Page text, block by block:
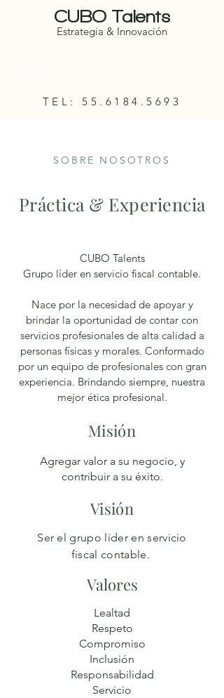
CUBO Talents
Estrategia & Innovación
TEL:55.6184.5693
SOBRE NOSOTROS
Práctica & Experiencia
CUBO Talents
Grupo líder en servicio fiscal contable.
Nace por la necesidad de apoyar y
brindar la oportunidad de contar con
servicios profesionales de alta calidad a
personas físicas y morales. Conformado
por un equipo de profesionales con gran
experiencia. Brindando siempre, nuestra
mejor ética profesional.
Misión
Agregar valor a su negocio, y
contribuir a su éxito.
Visión
Ser el grupo líder en servicio
fiscal contable.
Valores
Lealtad
Respeto
Compromiso
Inclusión
Responsabilidad
Servicio